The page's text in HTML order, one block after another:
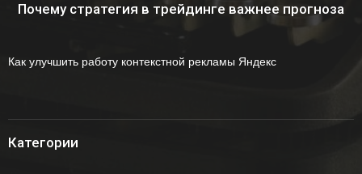
Почему стратегия в трейдинге важнее прогноза
Как улучшить работу контекстной рекламы Яндекс
Категории